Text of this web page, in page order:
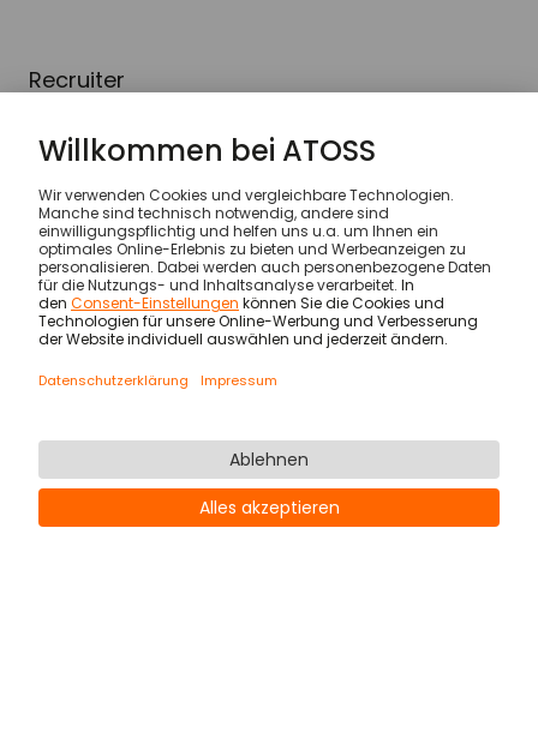
Recruiter
Die Anforderungen an neue Mitarbeiter ändern
sich rasant, was das Recruiting zu einer komplexen
Aufgabe macht. Workforce Management bietet
einen entscheidenden Vorteil, indem es ein
attraktives und flexibles Arbeitsumfeld ermöglicht.
Das stärkt Ihre Arbeitgebermarke und sorgt dafür,
dass potenzielle Kandidaten schon vor der
HR Business Partner
Die Transformation der Arbeitswelt erfordert eine